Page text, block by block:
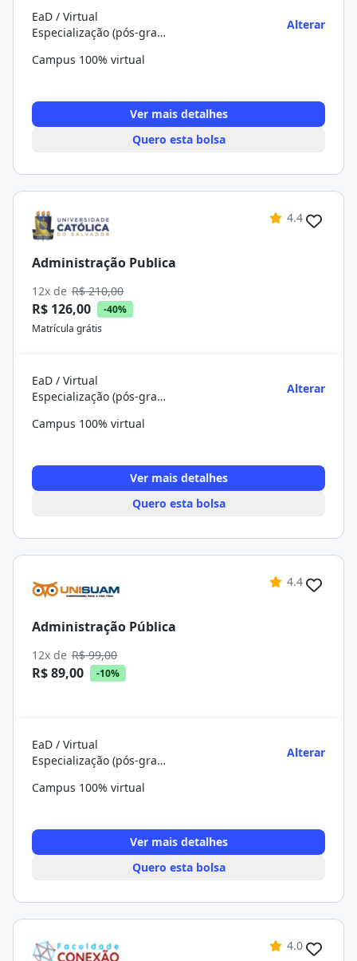
EaD / Virtual
Especialização (pós-graduação)
Alterar
Campus 100% virtual
Ver mais detalhes
Quero esta bolsa
4.4
Administração Publica
12x de R$ 210,00
R$ 126,00
-40%
Matrícula grátis
EaD / Virtual
Especialização (pós-graduação)
Alterar
Campus 100% virtual
Ver mais detalhes
Quero esta bolsa
4.4
Administração Pública
12x de R$ 99,00
R$ 89,00 -10%
EaD / Virtual
Especialização (pós-graduação)
Alterar
Campus 100% virtual
Ver mais detalhes
Quero esta bolsa
4.0